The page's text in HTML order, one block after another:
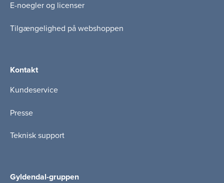
E-noegler og licenser
Tilgængelighed på webshoppen
Kontakt
Kundeservice
Presse
Teknisk support
Gyldendal-gruppen